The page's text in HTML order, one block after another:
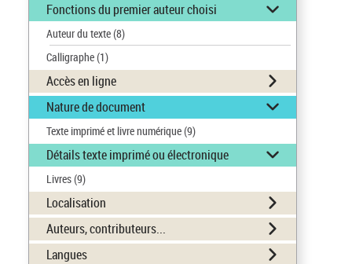
Fonctions du premier auteur choisi
Auteur du texte(8)
Calligraphe(1)
Accès en ligne
Nature de document
Texte imprimé et livre numérique(9)
Détails texte imprimé ou électronique
Livres(9)
Localisation
Auteurs, contributeurs...
Langues